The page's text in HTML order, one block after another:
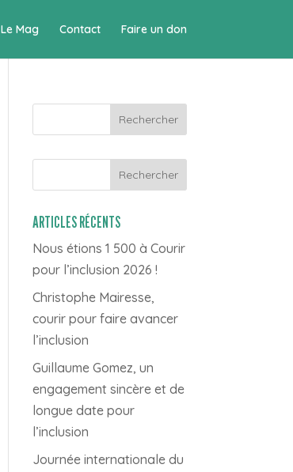
Le Mag Contact Faire un don
Rechercher
ARTICLES RÉCENTS
Nous étions 1 500 à Courir
pour l’inclusion 2026 !
Christophe Mairesse,
courir pour faire avancer
l’inclusion
Guillaume Gomez, un
engagement sincère et de
longue date pour
l’inclusion
Journée internationale du